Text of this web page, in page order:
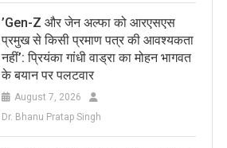
​’Gen-Z और जेन अल्फा को आरएसएस
प्रमुख से किसी प्रमाण पत्र की आवश्यकता
नहीं’: प्रियंका गांधी वाड्रा का मोहन भागवत
के बयान पर पलटवार
August 7, 2026
Dr. Bhanu Pratap Singh